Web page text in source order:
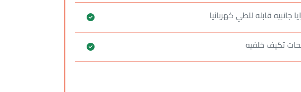
جانبيه قابله للطي كهربائيا
تكيف خلفيه